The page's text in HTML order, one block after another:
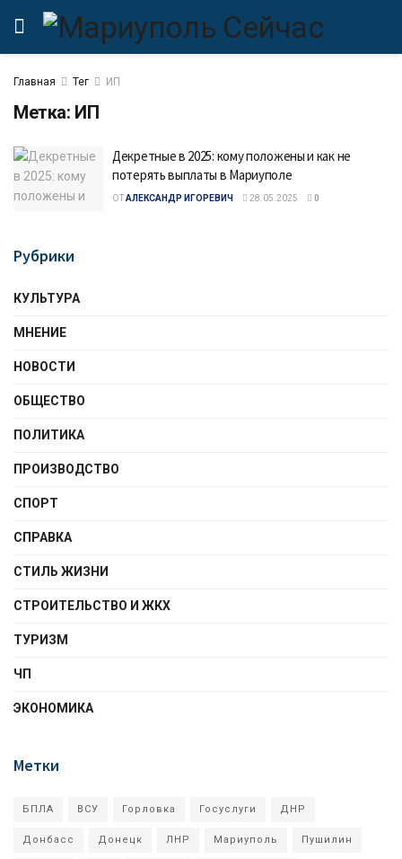
Главная Тег ИП
Метка: ИП
Декретные в 2025: кому положены и как не
потерять выплаты в Мариуполе
ОТАЛЕКСАНДР ИГОРЕВИЧ 28.05.2025 0
Рубрики
КУЛЬТУРА
МНЕНИЕ
НОВОСТИ
ОБЩЕСТВО
ПОЛИТИКА
ПРОИЗВОДСТВО
СПОРТ
СПРАВКА
СТИЛЬ ЖИЗНИ
СТРОИТЕЛЬСТВО И ЖКХ
ТУРИЗМ
ЧП
ЭКОНОМИКА
Метки
БПЛА ВСУ Горловка Госуслуги ДНР
Донбасс Донецк ЛНР Мариуполь Пушилин